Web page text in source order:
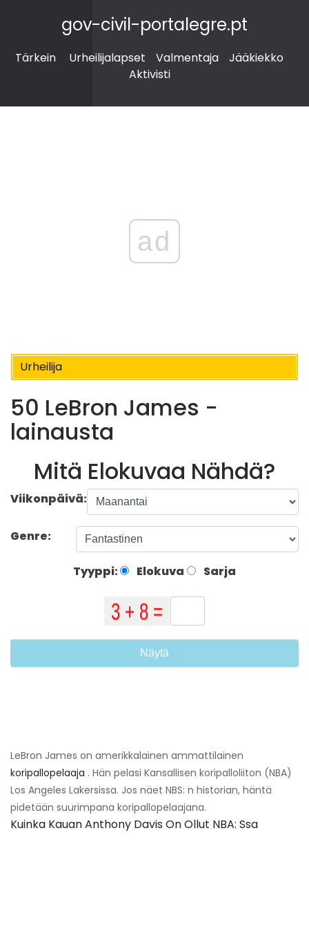
gov-civil-portalegre.pt
Tärkein Urheilijalapset Valmentaja
Jääkiekko
Aktivisti
ad
Urheilija
50 LeBron James -
lainausta
Mitä Elokuvaa Nähdä?
Viikonpäivä:
Genre:
Tyyppi: Elokuva Sarja
Näytä
LeBron James on amerikkalainen ammattilainen
koripallopelaaja . Hän pelasi Kansallisen koripalloliiton (NBA)
Los Angeles Lakersissa. Jos näet NBS: n historian, häntä
pidetään suurimpana koripallopelaajana.
Kuinka Kauan Anthony Davis On Ollut NBA: Ssa